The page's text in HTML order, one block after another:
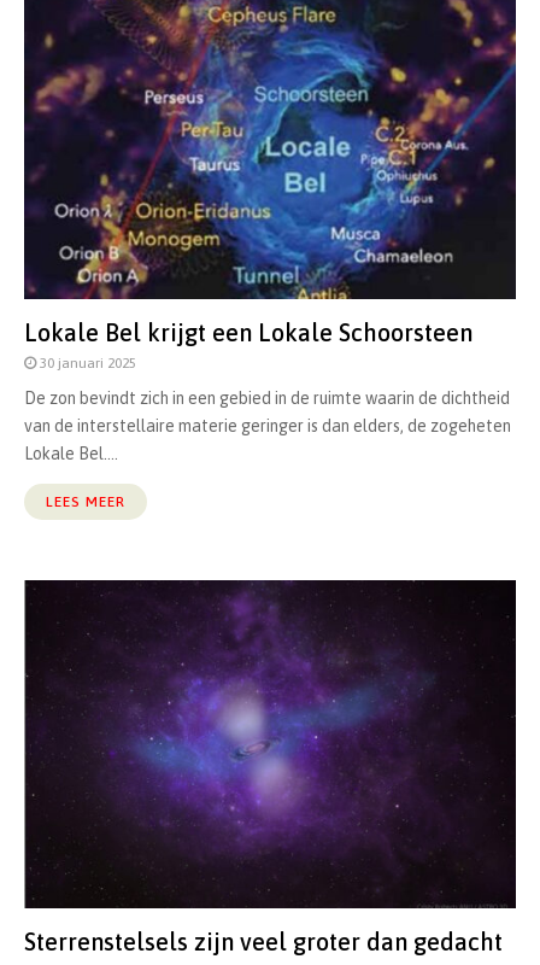
Lokale Bel krijgt een Lokale Schoorsteen
30 januari 2025
De zon bevindt zich in een gebied in de ruimte waarin de dichtheid
van de interstellaire materie geringer is dan elders, de zogeheten
Lokale Bel....
LEES MEER
Sterrenstelsels zijn veel groter dan gedacht